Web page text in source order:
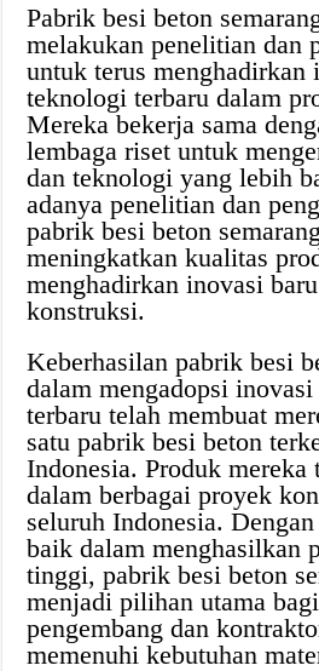
Pabrik besi beton
melakukan penelitian dan
untuk terus menghadirkan
teknologi terbaru dalam
Mereka bekerja sama
lembaga riset untuk
dan teknologi yang lebih
adanya penelitian dan
pabrik besi beton
meningkatkan kualitas
menghadirkan inovasi
konstruksi.
Keberhasilan pabrik besi
dalam mengadopsi
terbaru telah membuat
satu pabrik besi beton
Indonesia. Produk mereka
dalam berbagai proyek
seluruh Indonesia.
baik dalam menghasilkan
tinggi, pabrik besi beton
menjadi pilihan utama
pengembang dan
memenuhi kebutuhan